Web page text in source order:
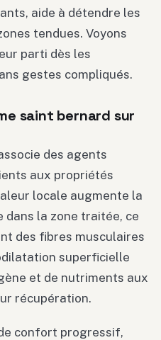
aide à détendre les
tendues. Voyons
parti dès les
gestes compliqués.
saint bernard sur
des agents
aux propriétés
locale augmente la
la zone traitée, ce
des fibres musculaires
superficielle
et de nutriments aux
récupération.
confort progressif,